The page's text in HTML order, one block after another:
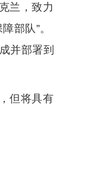
兰，致力
部队”。
并部署到
但将具有